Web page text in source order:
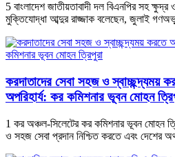
5 বাংলাদেশ জাতীয়তাবাদী দল বিএনপির সহ ক্ষুদ্র
মুক্তিযোদ্ধা আব্দুর রাজ্জাক বলেছেন, জুলাই
করদাতাদের সেবা সহজ ও স্বাচ্ছন্দ্যময়
অপরিহার্য: কর কমিশনার ভূবন মোহন
1 কর অঞ্চল-সিলেটের কর কমিশনার ভূবন মোহন
ও সহজ সেবা প্রদান নিশ্চিত করতে এবং দেশের